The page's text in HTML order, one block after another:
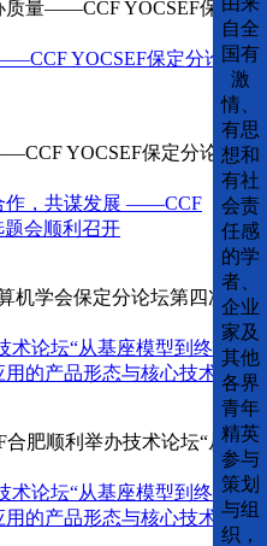
质量——CCF YOCSEF保定
YOCSEF保定分论
YOCSEF保定分论坛
作，共谋发展 ——CCF
题会顺利召开
机学会保定分论坛第四次
术论坛“从基座模型到终端
的产品形态与核心技术”
合肥顺利举办技术论坛“从
术论坛“从基座模型到终端
的产品形态与核心技术”
自全
国有
激
情、
有思
想和
有社
会责
任感
的学
者、
企业
家及
其他
各界
青年
精英
参与
策划
与组
织，